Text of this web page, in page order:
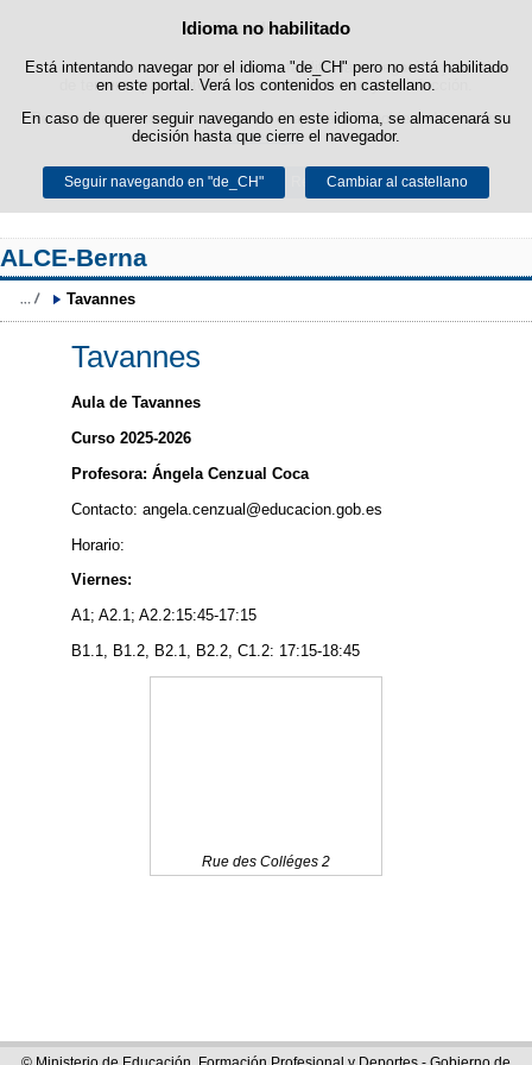
Política de cookies
Esta web utiliza cookies propias para facilitar la navegación y cookies
de terceros para obtener estadísticas de uso y satisfacción.
Puede obtener más información en el apartado "Cookies" de nuestro
aviso legal.
Aceptar Rechazar
Idioma no habilitado
Está intentando navegar por el idioma "de_CH" pero no está habilitado
en este portal. Verá los contenidos en castellano.
En caso de querer seguir navegando en este idioma, se almacenará su
decisión hasta que cierre el navegador.
Seguir navegando en "de_CH" Cambiar al castellano
Saltar al contenido
ALCE-Berna
Tavannes
Tavannes
Aula de Tavannes
Curso 2025-2026
Profesora: Ángela Cenzual Coca
Contacto: angela.cenzual@educacion.gob.es
Horario:
Viernes:
A1; A2.1; A2.2:15:45-17:15
B1.1, B1.2, B2.1, B2.2, C1.2: 17:15-18:45
Rue des Colléges 2